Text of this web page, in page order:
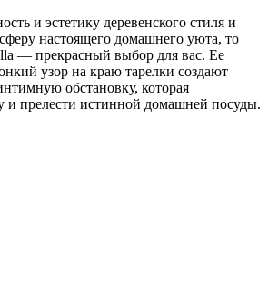
и эстетику деревенского стиля и
настоящего домашнего уюта, то
— прекрасный выбор для вас. Ее
узор на краю тарелки создают
обстановку, которая
и прелести истинной домашней посуды.